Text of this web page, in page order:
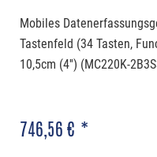
Mobiles
Tastenfeld (34 Tasten,
10,5cm (4'') (MC220K-
746,56 € *